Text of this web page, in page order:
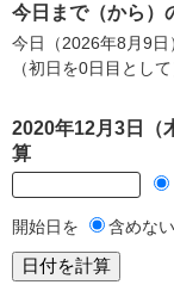
今日まで（から）
今日（2026年8月9日
（初日を0日目として
2020年12月3日（
算
開始日を 含めない